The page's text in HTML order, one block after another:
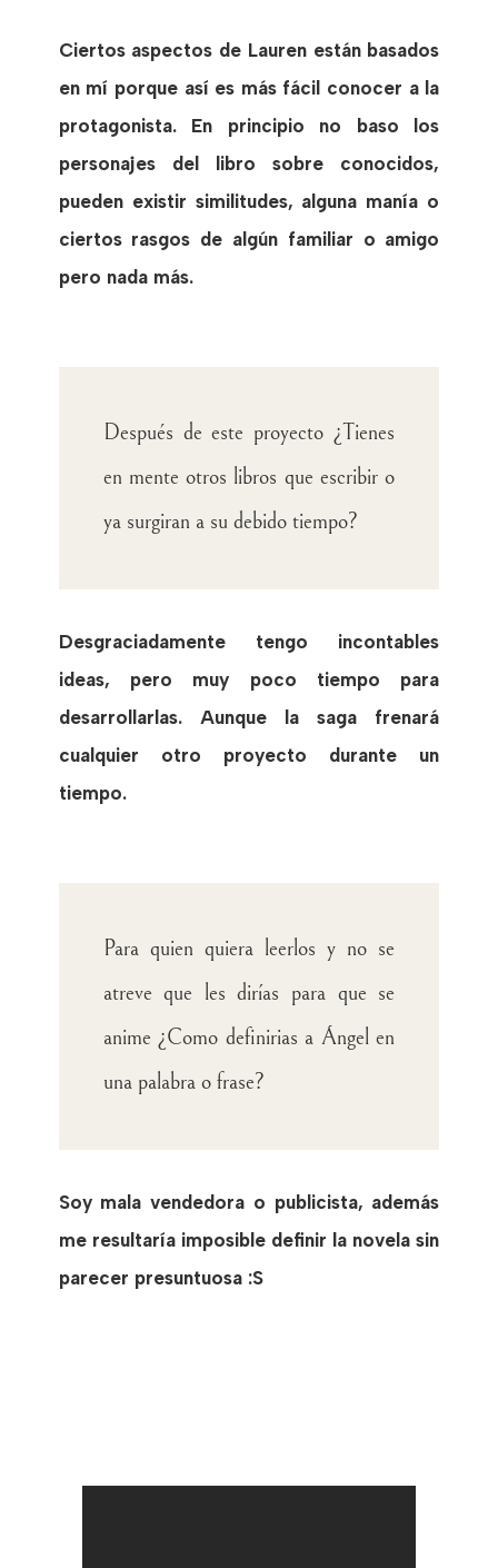
Ciertos aspectos de Lauren están basados
en mí porque así es más fácil conocer a la
protagonista. En principio no baso los
personajes del libro sobre conocidos,
pueden existir similitudes, alguna manía o
ciertos rasgos de algún familiar o amigo
pero nada más.
Después de este proyecto ¿Tienes
en mente otros libros que escribir o
ya surgiran a su debido tiempo?
Desgraciadamente tengo incontables
ideas, pero muy poco tiempo para
desarrollarlas. Aunque la saga frenará
cualquier otro proyecto durante un
tiempo.
Para quien quiera leerlos y no se
atreve que les dirías para que se
anime ¿Como definirias a Ángel en
una palabra o frase?
Soy mala vendedora o publicista, además
me resultaría imposible definir la novela sin
parecer presuntuosa :S